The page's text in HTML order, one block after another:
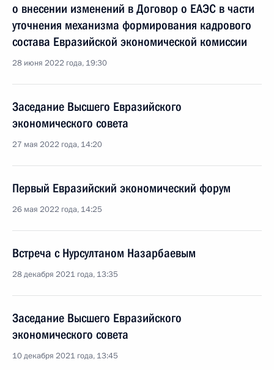
о внесении изменений в Договор о ЕАЭС в части
уточнения механизма формирования кадрового
состава Евразийской экономической комиссии
28 июня 2022 года, 19:30
Заседание Высшего Евразийского
экономического совета
27 мая 2022 года, 14:20
Первый Евразийский экономический форум
26 мая 2022 года, 14:25
Встреча с Нурсултаном Назарбаевым
28 декабря 2021 года, 13:35
Заседание Высшего Евразийского
экономического совета
10 декабря 2021 года, 13:45